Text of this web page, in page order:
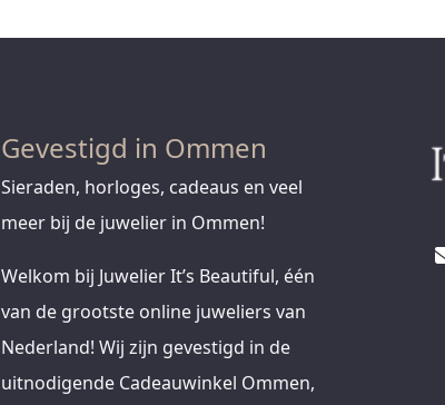
Gevestigd in Ommen
Sieraden, horloges, cadeaus en veel
meer bij de juwelier in Ommen!
Welkom bij Juwelier It’s Beautiful, één
van de grootste online juweliers van
Nederland! Wij zijn gevestigd in de
uitnodigende Cadeauwinkel Ommen,